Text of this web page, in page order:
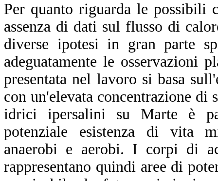
Per quanto riguarda le possibili
assenza di dati sul flusso di
diverse ipotesi in gran parte
adeguatamente le osservazioni
presentata nel lavoro si basa
con un'elevata concentrazione
idrici ipersalini su Marte è
potenziale esistenza di vita
anaerobi e aerobi. I corpi di
rappresentano quindi aree di